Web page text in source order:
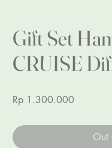
Gift Set
CRUISE
Rp 1.300.000Price
Out